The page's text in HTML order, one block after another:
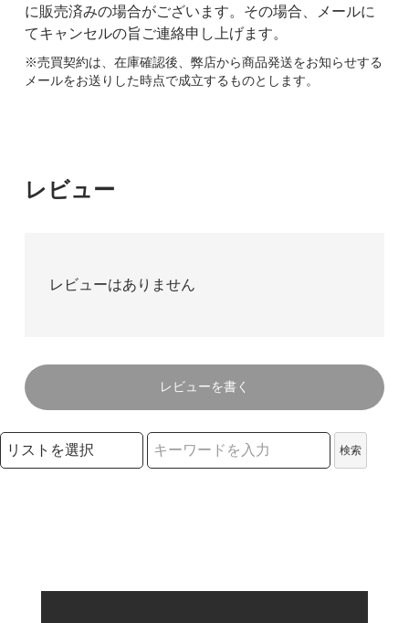
に販売済みの場合がございます。その場合、メールに
てキャンセルの旨ご連絡申し上げます。
※売買契約は、在庫確認後、弊店から商品発送をお知らせする
メールをお送りした時点で成立するものとします。
レビュー
レビューはありません
レビューを書く
検索リストの選択
検索